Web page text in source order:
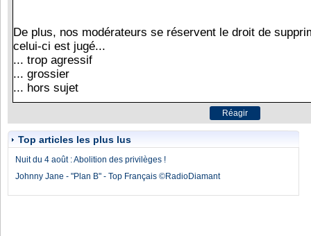
Top articles les plus lus
Nuit du 4 août : Abolition des privilèges !
Johnny Jane - "Plan B" - Top Français ©RadioDiamant